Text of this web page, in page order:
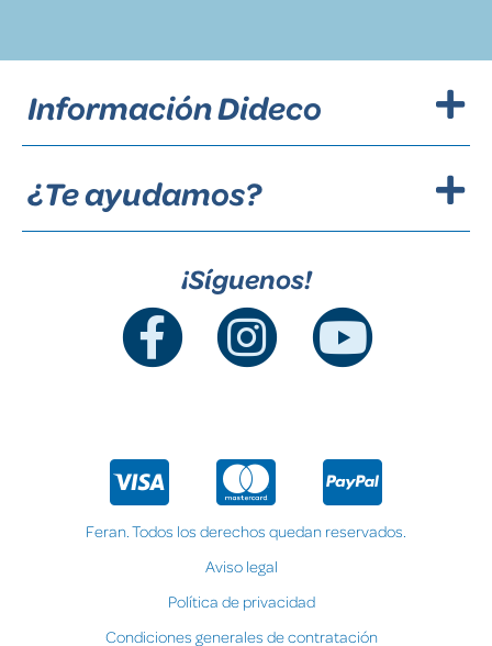
Información Dideco
¿Te ayudamos?
¡Síguenos!
Feran. Todos los derechos quedan reservados.
Aviso legal
Política de privacidad
Condiciones generales de contratación